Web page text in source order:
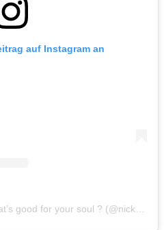
auf Instagram an
Ein Beitrag geteilt von do what’s good for your soul ? (@nickymapro)